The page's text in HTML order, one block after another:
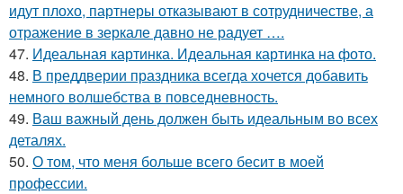
идут плохо, партнеры отказывают в сотрудничестве, а
отражение в зеркале давно не радует ….
47. Идеальная картинка. Идеальная картинка на фото.
48. В преддверии праздника всегда хочется добавить
немного волшебства в повседневность.
49. Ваш важный день должен быть идеальным во всех
деталях.
50. О том, что меня больше всего бесит в моей
профессии.